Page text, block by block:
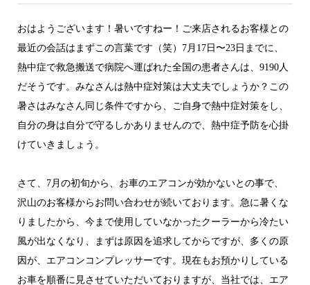
おはようございます！暑いですねー！ご来店されるお客様との
最近の会話はまずこの言葉です（笑）7月17日〜23日までに、
熱中症で救急搬送で病院へ運ばれた全国の患者さんは、9190人
だそうです。みなさんは熱中症対策は大丈夫でしょうか？この
暑さはみなさん同じ条件ですから、ご自身で熱中症対策をし、
自分の身は自分で守るしかありませんので、熱中症予防を心掛
けていきましょう。
さて、7月の初旬から、お車のエアコンが効かないとの事で、
沢山のお客様からお問い合わせが続いております。急に暑くな
りましたから、今まで使用していなかったクーラーから冷たい
風が出なくなり、まずは原因を追求してからですが、多くの原
因が、エアコンコンプレッサーです。現在もお預かりしている
お車を順番に見させていただいておりますが、当社では、エア